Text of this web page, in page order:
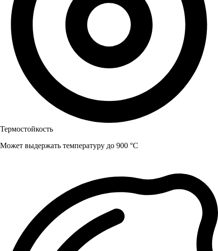
Термостойкость
Может выдержать температуру до 900 °C